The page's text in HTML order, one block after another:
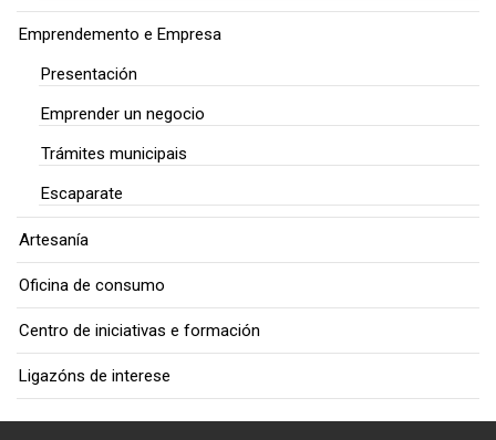
Emprendemento e Empresa
Presentación
Emprender un negocio
Trámites municipais
Escaparate
Artesanía
Oficina de consumo
Centro de iniciativas e formación
Ligazóns de interese